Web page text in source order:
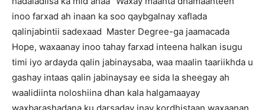
inoo farxad ah inaan ka soo qaybgalnay xaflada
qalinjabintii sadexaad Master Degree-ga jaamacada
Hope, waxaanay inoo tahay farxad inteena halkan isugu
timi iyo ardayda qalin jabinaysaba, waa maalin taariikhda u
gashay intaas qalin jabinaysay ee sida la sheegay ah
waalidiinta noloshiina dhan kala halgamaayay